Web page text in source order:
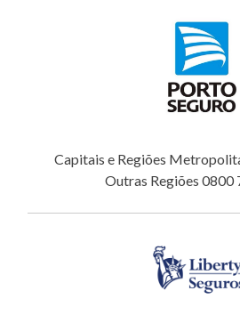
Capitais e Regiões
Outras Regiões 0800